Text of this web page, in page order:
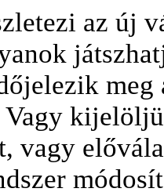
az új
Vagy
vagy